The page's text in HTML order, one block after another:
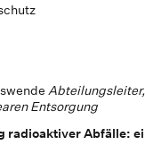
Entsorgung
radioaktiver Abfälle: